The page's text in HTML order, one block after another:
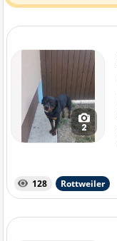
2
128 Rottweiler